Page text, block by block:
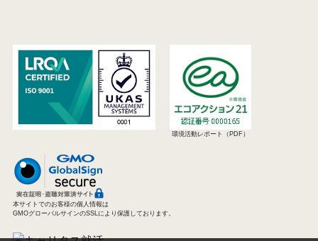
環境活動レポート（PDF）
本サイトでのお客様の個人情報は
GMOグローバルサインのSSLにより保護しております。